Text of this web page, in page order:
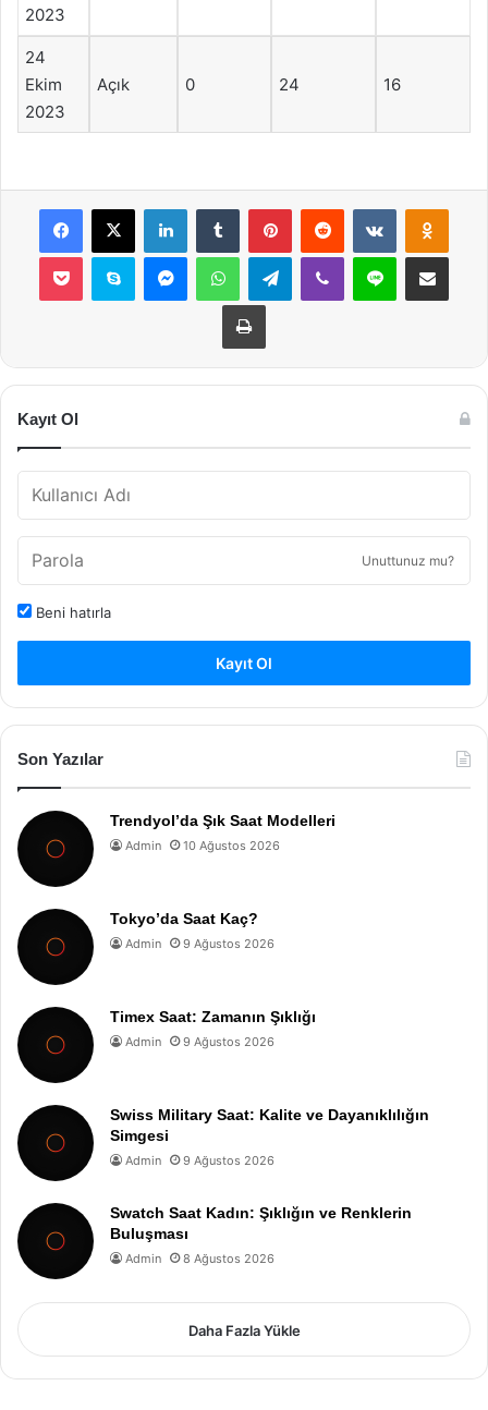
2023
24
Ekim
2023
Açık 0 24 16
Facebook
X LinkedInTumblr PinterestReddit VKontakte
Pocket Skype MessengerWhatsAppTelegramViber Line E-Posta ile
Yazdır
Kayıt Ol
Unuttunuz mu?
Beni hatırla
Kayıt Ol
Son Yazılar
Trendyol’da Şık Saat Modelleri
Admin 10 Ağustos 2026
Tokyo’da Saat Kaç?
Admin 9 Ağustos 2026
Timex Saat: Zamanın Şıklığı
Admin 9 Ağustos 2026
Swiss Military Saat: Kalite ve Dayanıklılığın
Simgesi
Admin 9 Ağustos 2026
Swatch Saat Kadın: Şıklığın ve Renklerin
Buluşması
Admin 8 Ağustos 2026
Daha Fazla Yükle